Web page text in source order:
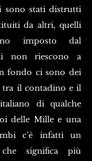
sono stati distrutti
da altri, quelli
imposto dal
non riescono a
fondo ci sono dei
il contadino e il
di qualche
delle Mille e una
c’è infatti un
significa più